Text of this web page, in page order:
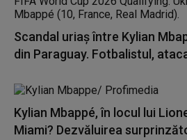
Scandal uriaș între Kylian
din Paraguay. Fotbalistul,
Kylian Mbappé, în locul lui
Miami? Dezvăluirea